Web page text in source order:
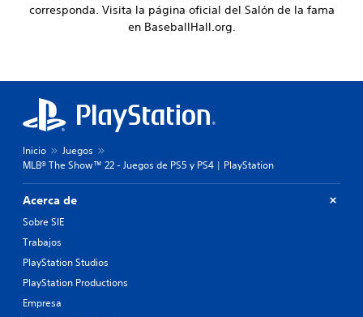
corresponda. Visita la página oficial del Salón de la fama
en BaseballHall.org.
Inicio
Juegos
MLB® The Show™ 22 - Juegos de PS5 y PS4 | PlayStation
Acerca de
Sobre SIE
Trabajos
PlayStation Studios
PlayStation Productions
Empresa